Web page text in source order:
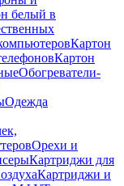
белый в
Картон
Картон
Обогреватели-
Одежда
Орехи и
Картриджи для
Картриджи и